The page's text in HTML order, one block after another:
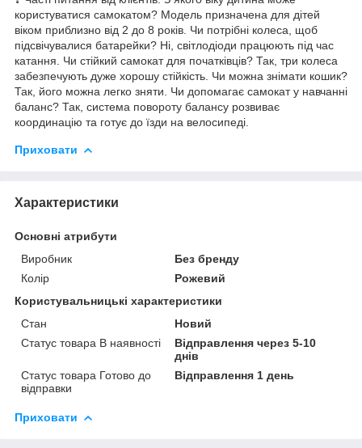
користуватися самокатом? Модель призначена для дітей
віком приблизно від 2 до 8 років. Чи потрібні колеса, щоб
підсвічувалися батарейки? Ні, світлодіоди працюють під час
катання. Чи стійкий самокат для початківців? Так, три колеса
забезпечують дуже хорошу стійкість. Чи можна знімати кошик?
Так, його можна легко зняти. Чи допомагає самокат у навчанні
баланс? Так, система повороту балансу розвиває
координацію та готує до їзди на велосипеді.
Приховати
Характеристики
Основні атрибути
Виробник
Без бренду
Колір
Рожевий
Користувальницькі характеристики
Стан
Новий
Статус товара В наявності
Відправлення через 5-10
днів
Статус товара Готово до
відправки
Відправлення 1 день
Приховати